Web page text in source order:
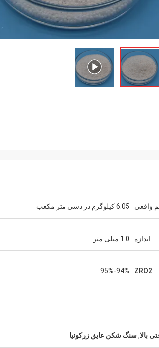
واقعی 6.05 کیلوگرم در دسی متر مکعب
اندازه 1.0 میلی متر
ZRO2
94%-95%
بالا,سنگ شکن عایق زرکونیا